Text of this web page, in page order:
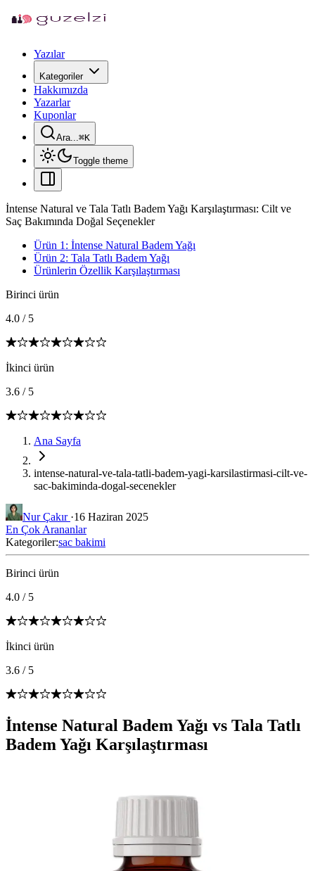
Yazılar
Kategoriler
Hakkımızda
Yazarlar
Kuponlar
Ara...⌘K
Toggle theme
İntense Natural ve Tala Tatlı Badem Yağı Karşılaştırması: Cilt ve
Saç Bakımında Doğal Seçenekler
Ürün 1: İntense Natural Badem Yağı
Ürün 2: Tala Tatlı Badem Yağı
Ürünlerin Özellik Karşılaştırması
Birinci ürün
4.0 / 5
İkinci ürün
3.6 / 5
Ana Sayfa
intense-natural-ve-tala-tatli-badem-yagi-karsilastirmasi-cilt-ve-
sac-bakiminda-dogal-secenekler
Nur Çakır ·16 Haziran 2025
En Çok Arananlar
Kategoriler:sac bakimi
Birinci ürün
4.0 / 5
İkinci ürün
3.6 / 5
İntense Natural Badem Yağı vs Tala Tatlı
Badem Yağı Karşılaştırması